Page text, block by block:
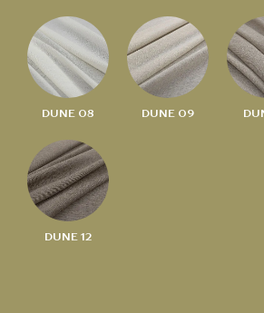
DUNE 08 DUNE 09
DUNE 12